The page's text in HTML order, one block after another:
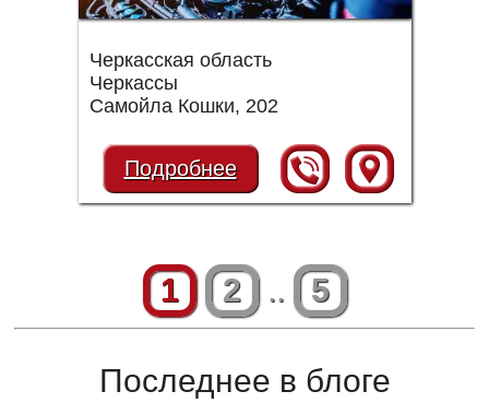
Черкасская область
Черкассы
Самойла Кошки, 202
Подробнее
1 2 .. 5
Последнее в блоге